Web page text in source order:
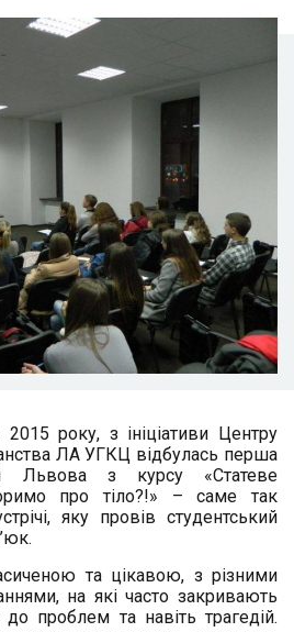
року, з ініціативи Центру
ЛА УГКЦ відбулась перша
Львова з курсу «Статеве
про тіло?!» – саме так
яку провів студентський
’юк.
та цікавою, з різними
на які часто закривають
проблем та навіть трагедій.